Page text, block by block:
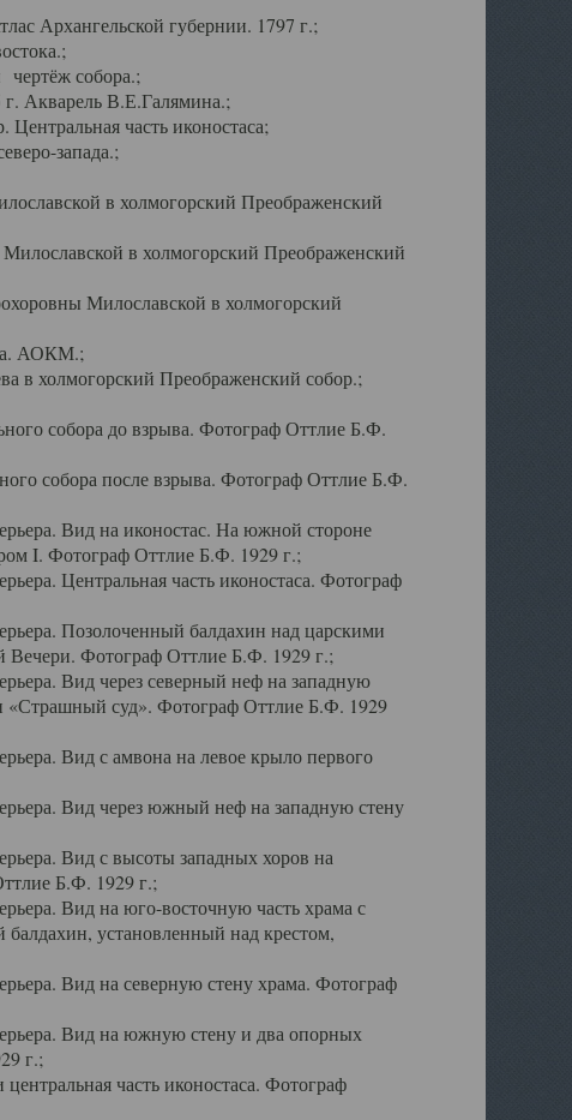
Архангельской губернии. 1797 г.;
собора.;
Акварель В.Е.Галямина.;
часть иконостаса;
запада.;
в холмогорский Преображенский
в холмогорский Преображенский
Милославской в холмогорский
АОКМ.;
в холмогорский Преображенский собор.;
собора до взрыва. Фотограф Оттлие Б.Ф.
собора после взрыва. Фотограф Оттлие Б.Ф.
Вид на иконостас. На южной стороне
I. Фотограф Оттлие Б.Ф. 1929 г.;
Центральная часть иконостаса. Фотограф
Позолоченный балдахин над царскими
Вечери. Фотограф Оттлие Б.Ф. 1929 г.;
Вид через северный неф на западную
«Страшный суд». Фотограф Оттлие Б.Ф. 1929
Вид с амвона на левое крыло первого
Вид через южный неф на западную стену
Вид с высоты западных хоров на
Б.Ф. 1929 г.;
Вид на юго-восточную часть храма с
установленный над крестом,
Вид на северную стену храма. Фотограф
Вид на южную стену и два опорных
г.;
часть иконостаса. Фотограф